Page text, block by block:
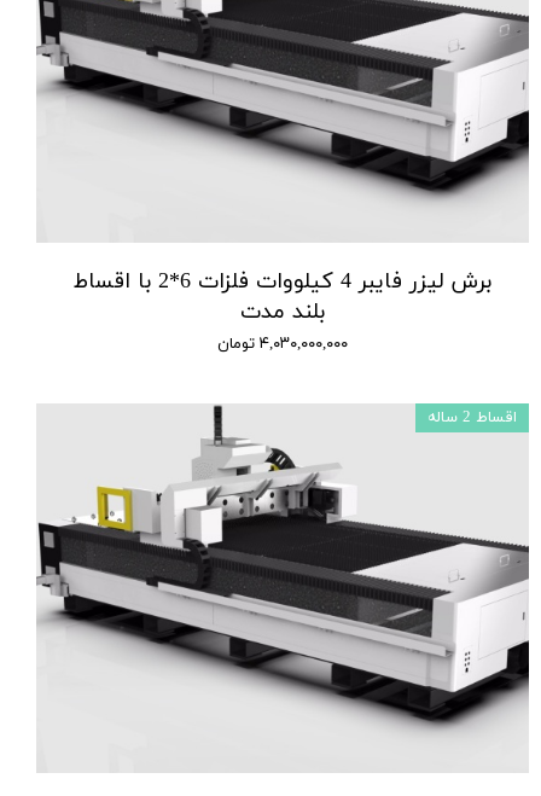
برش لیزر فایبر 4 کیلووات فلزات 6*2 با اقساط
بلند مدت
۴,۰۳۰,۰۰۰,۰۰۰ تومان
اقساط 2 ساله